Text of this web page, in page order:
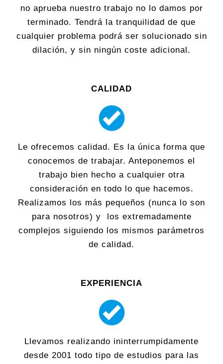
no aprueba nuestro trabajo no lo damos por
terminado. Tendrá la tranquilidad de que
cualquier problema podrá ser solucionado sin
dilación, y sin ningún coste adicional.
CALIDAD
Le ofrecemos calidad. Es la única forma que
conocemos de trabajar. Anteponemos el
trabajo bien hecho a cualquier otra
consideración en todo lo que hacemos.
Realizamos los más pequeños (nunca lo son
para nosotros) y los extremadamente
complejos siguiendo los mismos parámetros
de calidad.
EXPERIENCIA
Llevamos realizando ininterrumpidamente
desde 2001 todo tipo de estudios para las